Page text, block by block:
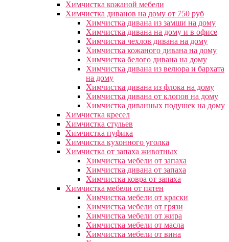
Химчистка кожаной мебели
Химчистка диванов на дому от 750 руб
Химчистка дивана из замши на дому
Химчистка дивана на дому и в офисе
Химчистка чехлов дивана на дому
Химчистка кожаного дивана на дому
Химчистка белого дивана на дому
Химчистка дивана из велюра и бархата
на дому
Химчистка дивана из флока на дому
Химчистка дивана от клопов на дому
Химчистка диванных подушек на дому
Химчистка кресел
Химчистка стульев
Химчистка пуфика
Химчистка кухонного уголка
Химчистка от запаха животных
Химчистка мебели от запаха
Химчистка дивана от запаха
Химчистка ковра от запаха
Химчистка мебели от пятен
Химчистка мебели от краски
Химчистка мебели от грязи
Химчистка мебели от жира
Химчистка мебели от масла
Химчистка мебели от вина